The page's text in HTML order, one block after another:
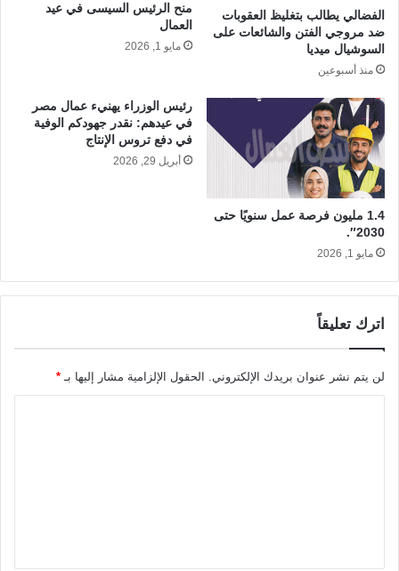
الفضالي يطالب بتغليظ العقوبات
ضد مروجي الفتن والشائعات على
السوشيال ميديا
منذ أسبوعين
منح الرئيس السيسى في عيد
العمال
مايو 1, 2026
1.4 مليون فرصة عمل سنويًا حتى
2030″.
مايو 1, 2026
رئيس الوزراء يهنيء عمال مصر
في عيدهم: نقدر جهودكم الوفية
في دفع تروس الإنتاج
أبريل 29, 2026
اترك تعليقاً
لن يتم نشر عنوان بريدك الإلكتروني. الحقول الإلزامية مشار إليها بـ *
ق